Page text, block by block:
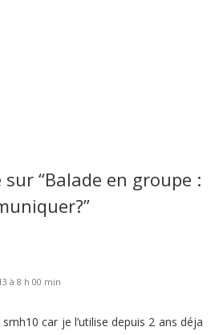
“Balade en groupe :
”
à 8 h 00 min
car je l’utilise depuis 2 ans déja